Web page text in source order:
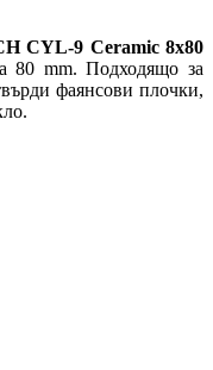
CYL-9 Ceramic 8x80
80 mm. Подходящо за
фаянсови плочки,